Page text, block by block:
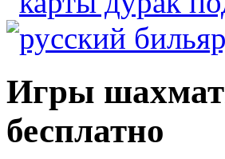
Игры
бесплатно